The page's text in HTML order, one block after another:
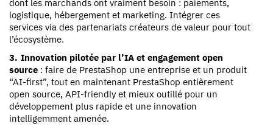
dont les marchands ont vraiment besoin : paiements,
logistique, hébergement et marketing. Intégrer ces
services via des partenariats créateurs de valeur pour tout
l’écosystème.
Innovation pilotée par l’IA et engagement open
source : faire de PrestaShop une entreprise et un produit
“AI-first”, tout en maintenant PrestaShop entièrement
open source, API-friendly et mieux outillé pour un
développement plus rapide et une innovation
intelligemment amenée.